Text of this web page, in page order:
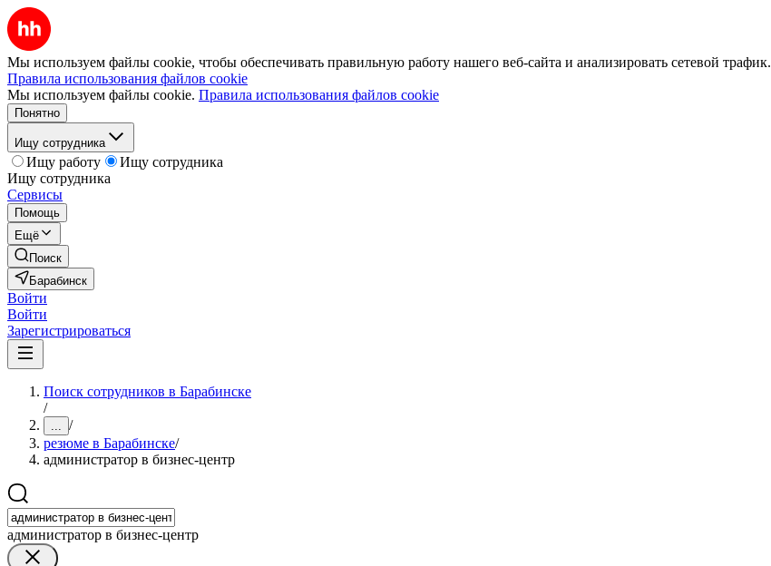
Мы используем файлы cookie, чтобы обеспечивать правильную работу нашего веб-сайта и анализировать сетевой трафик.
Правила использования файлов cookie
Мы используем файлы cookie. Правила использования файлов cookie
Понятно
Ищу сотрудника
Ищу работу
Ищу сотрудника
Ищу сотрудника
Сервисы
Помощь
Ещё
Поиск
Барабинск
Войти
Войти
Зарегистрироваться
Поиск сотрудников в Барабинске
/
... /
резюме в Барабинске/
администратор в бизнес-центр
администратор в бизнес-центр